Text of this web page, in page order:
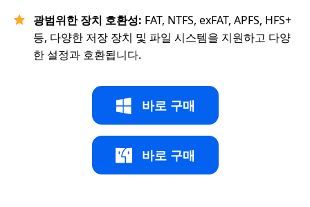
광범위한 장치 호환성: FAT, NTFS, exFAT, APFS, HFS+
등, 다양한 저장 장치 및 파일 시스템을 지원하고 다양
한 설정과 호환됩니다.
바로 구매
바로 구매